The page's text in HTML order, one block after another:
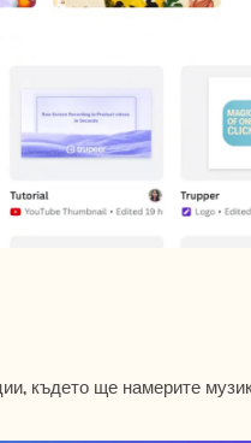
където ще намерите